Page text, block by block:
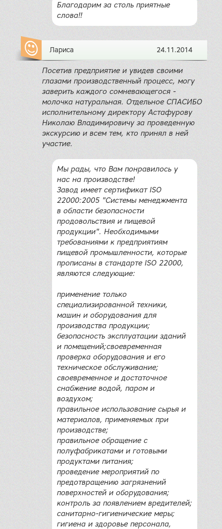
Благодарим за столь приятные
слова!!
Лариса 24.11.2014
Посетив предприятие и увидев своими
глазами производственный процесс, могу
заверить каждого сомневающегося -
молочка натуральная. Отдельное СПАСИБО
исполнительному директору Астафурову
Николаю Владимировичу за проведенную
экскурсию и всем тем, кто принял в ней
участие.
Мы рады, что Вам понравилось у
нас на производстве!
Завод имеет сертификат ISO
22000:2005 "Системы менеджмента
в области безопасности
продовольствия и пищевой
продукции". Необходимыми
требованиями к предприятиям
пищевой промышленности, которые
прописаны в стандарте ISО 22000,
являются следующие:
применение только
специализированной техники,
машин и оборудования для
производства продукции;
безопасность эксплуатации зданий
и помещений;своевременная
проверка оборудования и его
техническое обслуживание;
своевременное и достаточное
снабжение водой, паром и
воздухом;
правильное использование сырья и
материалов, применяемых при
производстве;
правильное обращение с
полуфабрикатами и готовыми
продуктами питания;
проведение мероприятий по
предотвращению загрязнений
поверхностей и оборудования;
контроль за появлением вредителей;
санитарно-гигиенические меры;
гигиена и здоровье персонала,